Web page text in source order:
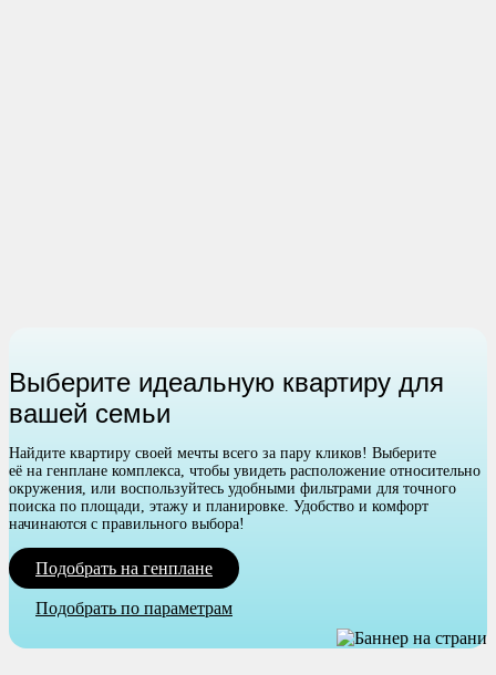
Выберите идеальную квартиру для
вашей семьи
Найдите квартиру своей мечты всего за пару кликов! Выберите
её на генплане комплекса, чтобы увидеть расположение относительно
окружения, или воспользуйтесь удобными фильтрами для точного
поиска по площади, этажу и планировке. Удобство и комфорт
начинаются с правильного выбора!
Подобрать на генплане
Подобрать по параметрам